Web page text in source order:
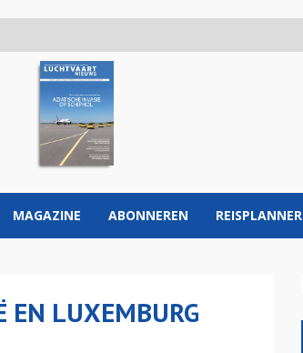
MAGAZINE ABONNEREN REISPLANNER
LUXEMBURG